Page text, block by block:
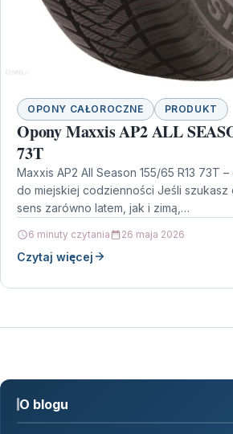
OPONY CAŁOROCZNE PRODUKT
Opony Maxxis AP2 ALL
73T
Maxxis AP2 All Season 155/65 R13 73T
do miejskiej codzienności Jeśli szukasz
sens zarówno latem, jak i zimą,…
6 minuty czytania 26 maja 2026
Czytaj więcej
O blogu